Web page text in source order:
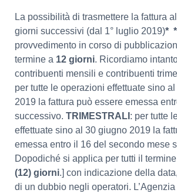
La possibilità di trasmettere la fattura
giorni successivi (dal 1° luglio 2019)* *
provvedimento in corso di
termine a 12 giorni. Ricordiamo
contribuenti mensili e contribuenti
per tutte le operazioni effettuate sino
2019 la fattura può essere emessa
successivo. TRIMESTRALI : per tutte
effettuate sino al 30 giugno 2019 la
emessa entro il 16 del secondo mese
Dopodiché si applica per tutti il
(12) giorni.] con indicazione della
di un dubbio negli operatori.